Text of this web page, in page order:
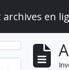
en